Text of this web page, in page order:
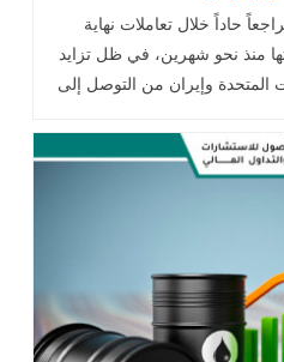
حاداً خلال تعاملات نهاية
منذ نحو شهرين، في ظل تزايد
المتحدة وإيران من التوصل إلى